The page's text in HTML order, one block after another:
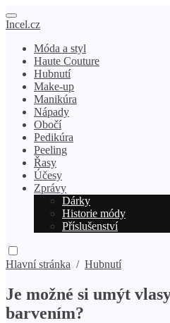
Incel.cz
Móda a styl
Haute Couture
Hubnutí
Make-up
Manikúra
Nápady
Obočí
Pedikúra
Peeling
Řasy
Účesy
Zprávy
Dárky
Historie módy
Příslušenství
Hlavní stránka / Hubnutí
Je možné si umýt
barvením?